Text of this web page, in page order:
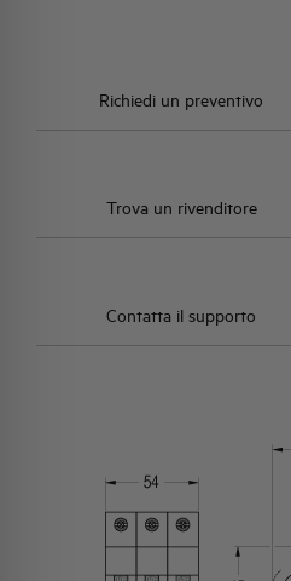
Richiedi un preventivo
Trova un rivenditore
Contatta il supporto